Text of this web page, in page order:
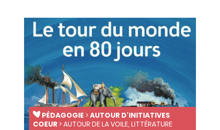
PÉDAGOGIE >AUTOUR D'INITIATIVES
COEUR>AUTOUR DE LA VOILE, LITTÉRATURE